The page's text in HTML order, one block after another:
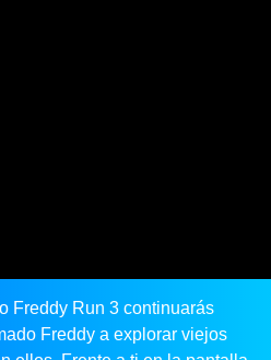
Freddy Run 3 continuarás
Freddy a explorar viejos